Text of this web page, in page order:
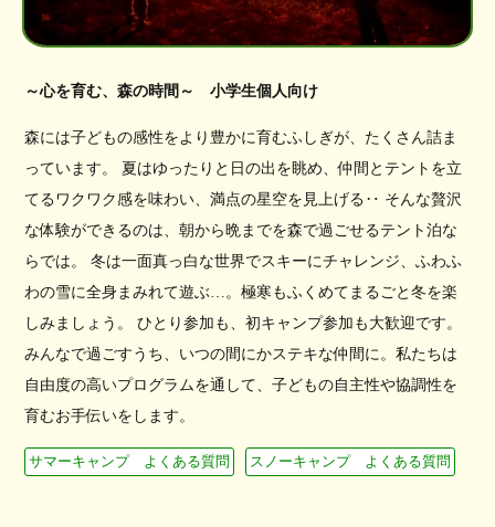
～心を育む、森の時間～ 小学生個人向け
森には子どもの感性をより豊かに育むふしぎが、たくさん詰ま
っています。 夏はゆったりと日の出を眺め、仲間とテントを立
てるワクワク感を味わい、満点の星空を見上げる‥ そんな贅沢
な体験ができるのは、朝から晩までを森で過ごせるテント泊な
らでは。 冬は一面真っ白な世界でスキーにチャレンジ、ふわふ
わの雪に全身まみれて遊ぶ…。極寒もふくめてまるごと冬を楽
しみましょう。 ひとり参加も、初キャンプ参加も大歓迎です。
みんなで過ごすうち、いつの間にかステキな仲間に。私たちは
自由度の高いプログラムを通して、子どもの自主性や協調性を
育むお手伝いをします。
サマーキャンプ よくある質問 スノーキャンプ よくある質問